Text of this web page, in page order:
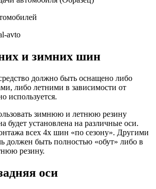
и зимних шин
должно быть оснащено либо
либо летними в зависимости от
используется.
зимнюю и летнюю резину
будет установлена на различные оси.
всех 4х шин «по сезону». Другими
должен быть полностью «обут» либо в
резину.
оси